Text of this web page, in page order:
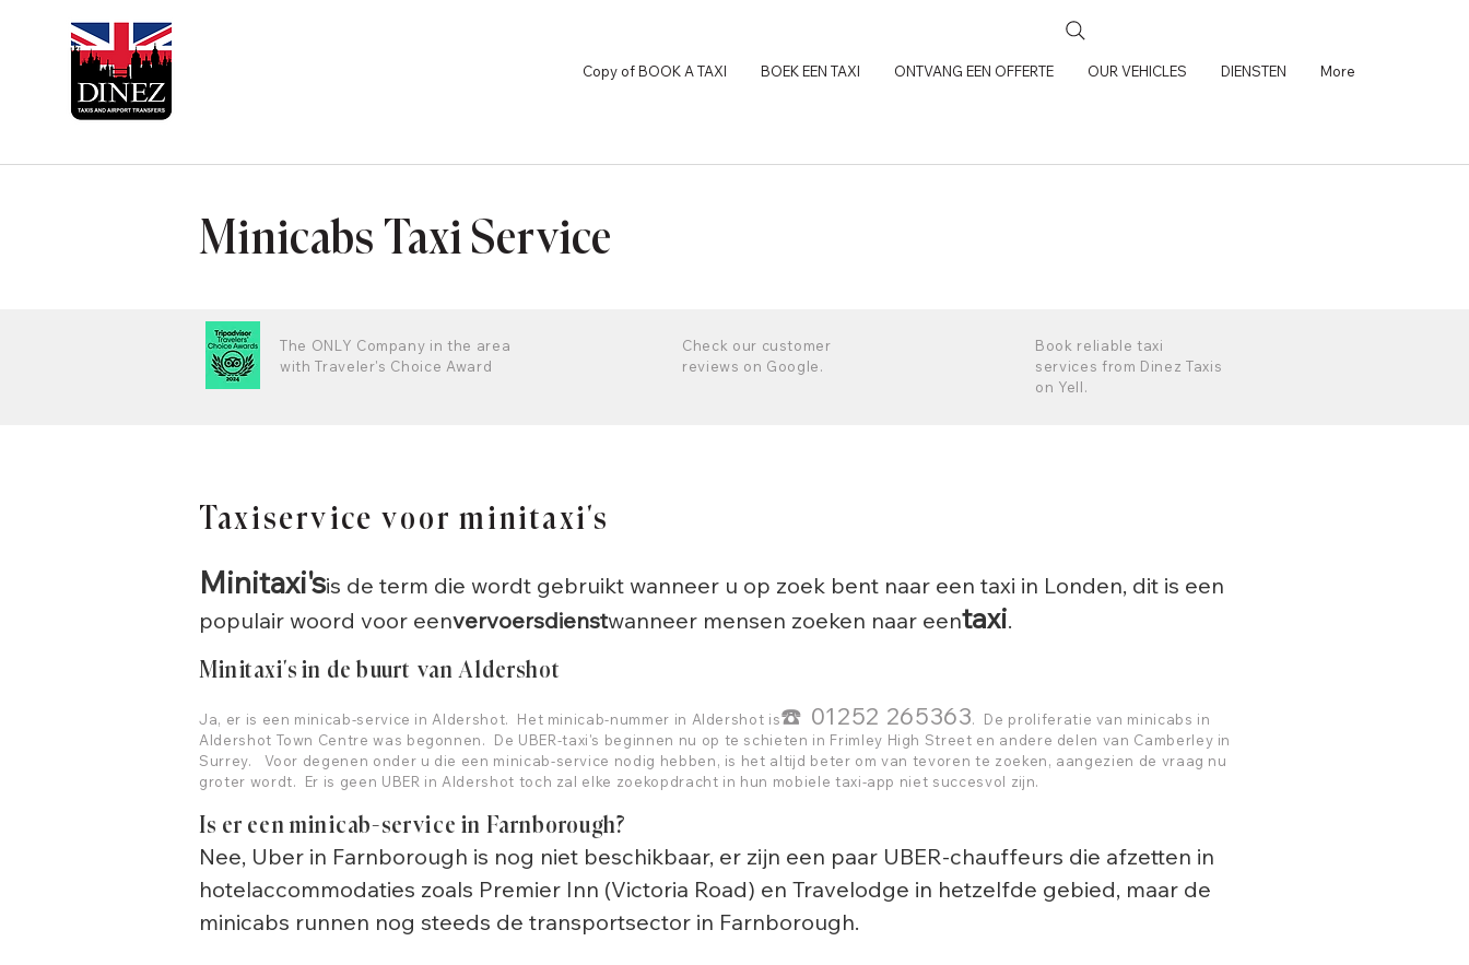
Copy of BOOK A TAXI BOEK EEN TAXI ONTVANG EEN OFFERTE OUR VEHICLES DIENSTEN More
Minicabs Taxi Service
The ONLY Company in the area
with Traveler's Choice Award
Check our customer
reviews on Google.
Book reliable taxi
services from Dinez Taxis
on Yell.
Taxiservice voor minitaxi's
Minitaxi'sis de term die wordt gebruikt wanneer u op zoek bent naar een taxi in Londen, dit is een
populair woord voor eenvervoersdienstwanneer mensen zoeken naar eentaxi.
Minitaxi's in de buurt van Aldershot
Ja, er is een minicab-service in Aldershot. Het minicab-nummer in Aldershot is☎️ 01252 265363. De proliferatie van minicabs in
Aldershot Town Centre was begonnen. De UBER-taxi's beginnen nu op te schieten in Frimley High Street en andere delen van Camberley in
Surrey. Voor degenen onder u die een minicab-service nodig hebben, is het altijd beter om van tevoren te zoeken, aangezien de vraag nu
groter wordt. Er is geen UBER in Aldershot toch zal elke zoekopdracht in hun mobiele taxi-app niet succesvol zijn.
Is er een minicab-service in Farnborough?
Nee, Uber in Farnborough is nog niet beschikbaar, er zijn een paar UBER-chauffeurs die afzetten in
hotelaccommodaties zoals Premier Inn (Victoria Road) en Travelodge in hetzelfde gebied, maar de
minicabs runnen nog steeds de transportsector in Farnborough.